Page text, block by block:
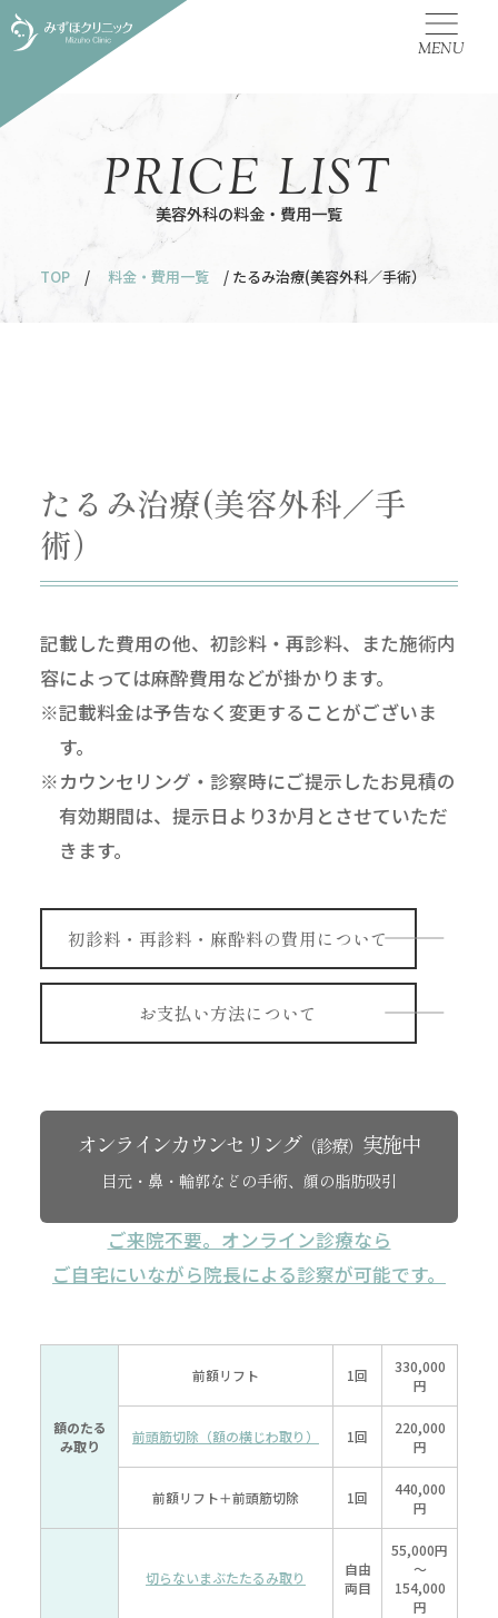
MENU
美容外科の料金・費用一覧
PRICE LIST
TOP / 料金・費用一覧 / たるみ治療(美容外科／手術）
たるみ治療(美容外科／手
術）
記載した費用の他、初診料・再診料、また施術内
容によっては麻酔費用などが掛かります。
※記載料金は予告なく変更することがございま
す。
※カウンセリング・診察時にご提示したお見積の
有効期間は、提示日より3か月とさせていただ
きます。
初診料・再診料・麻酔料の費用について
お支払い方法について
オンラインカウンセリング（診療） 実施中
目元・鼻・輪郭などの手術、顔の脂肪吸引
ご来院不要。オンライン診療なら
ご自宅にいながら院長による診察が可能です。
額のたる
み取り
前額リフト 1回
330,000
円
前頭筋切除（額の横じわ取り） 1回
220,000
円
前額リフト＋前頭筋切除 1回
440,000
円
切らないまぶたたるみ取り
自由
両目
55,000円
～
154,000
円